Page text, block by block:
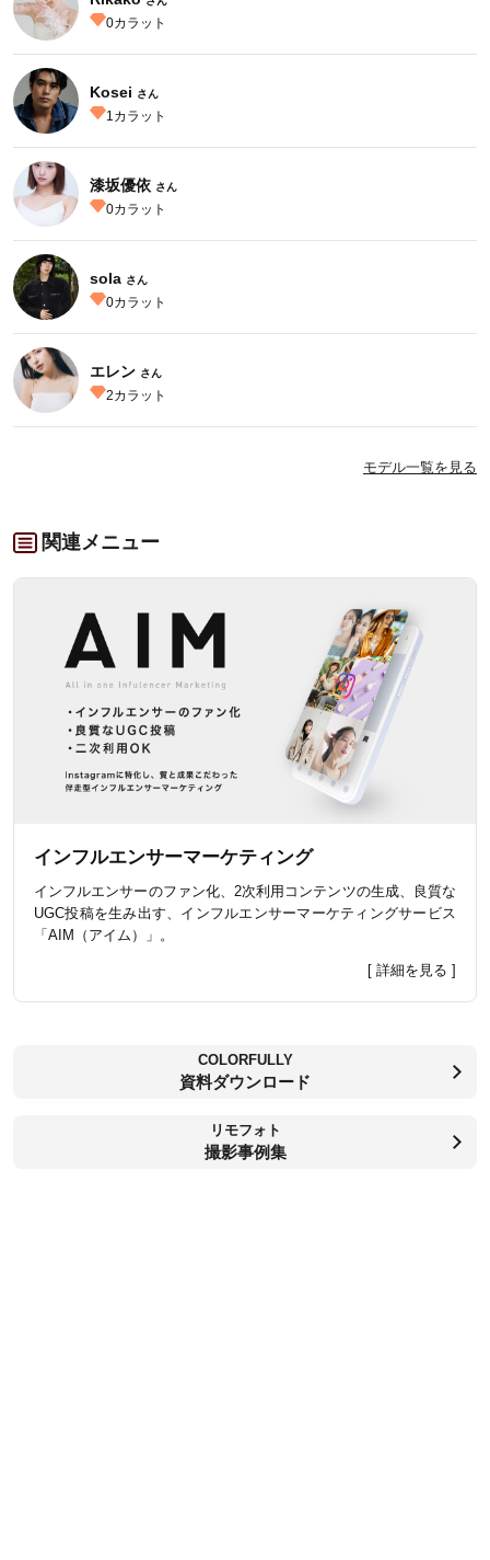
0カラット
Kosei さん
1 カラット
漆坂優依 さん
0カラット
sola さん
0カラット
エレン さん
2カラット
モデル一覧を見る
関連メニュー
インフルエンサーマーケティング
インフルエンサーのファン化、2次利用コンテンツの生成、良質な
UGC投稿を生み出す、インフルエンサーマーケティングサービス
「AIM（アイム）」。
[ 詳細を見る ]
COLORFULLY
資料ダウンロード
リモフォト
撮影事例集